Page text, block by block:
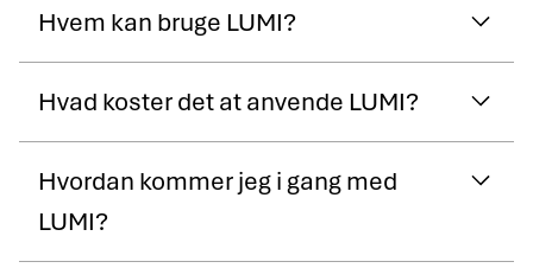
Hvem kan bruge LUMI?
Hvad koster det at anvende LUMI?
Hvordan kommer jeg i gang med
LUMI?